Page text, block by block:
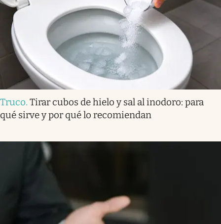
Truco. Tirar cubos de hielo y sal al inodoro: para
qué sirve y por qué lo recomiendan